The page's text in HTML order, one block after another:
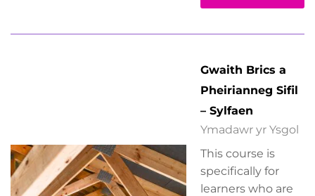
Gwaith Brics a
Pheirianneg Sifil
– Sylfaen
Ymadawr yr Ysgol
This course is
specifically for
learners who are